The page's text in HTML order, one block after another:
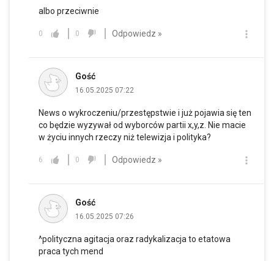
albo przeciwnie
0 0 Odpowiedz »
Gość
16.05.2025 07:22
News o wykroczeniu/przestępstwie i już pojawia się ten
co będzie wyzywał od wyborców partii x,y,z. Nie macie
w życiu innych rzeczy niż telewizja i polityka?
6 0 Odpowiedz »
Gość
16.05.2025 07:26
^polityczna agitacja oraz radykalizacja to etatowa
praca tych mend